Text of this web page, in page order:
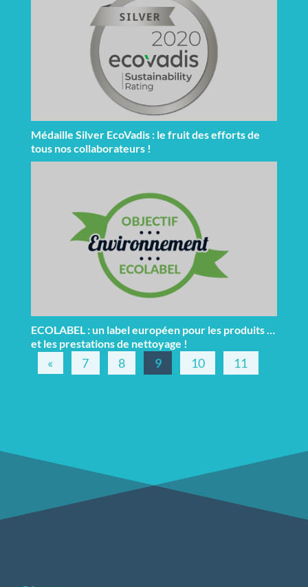
Médaille Silver EcoVadis : le fruit des efforts de
tous nos collaborateurs !
ECOLABEL : un label européen pour les produits …
et les prestations de nettoyage !
« 7 8 9 10 11